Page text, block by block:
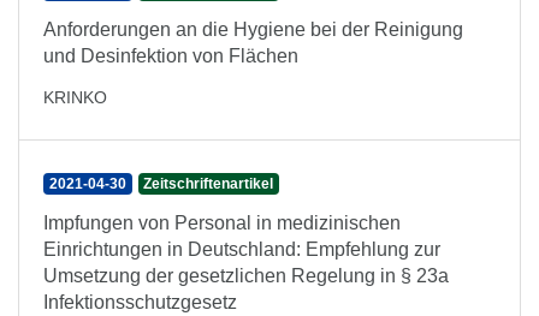
Anforderungen an die Hygiene bei der Reinigung
und Desinfektion von Flächen
KRINKO
2021-04-30 Zeitschriftenartikel
Impfungen von Personal in medizinischen
Einrichtungen in Deutschland: Empfehlung zur
Umsetzung der gesetzlichen Regelung in § 23a
Infektionsschutzgesetz